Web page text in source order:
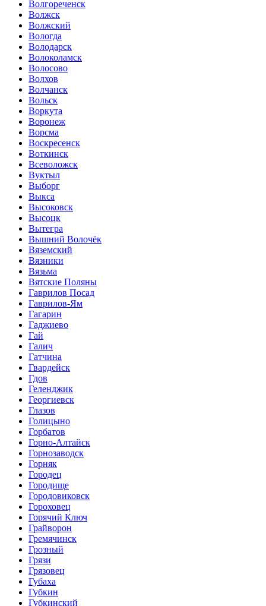
Волгореченск
Волжск
Волжский
Вологда
Володарск
Волоколамск
Волосово
Волхов
Волчанск
Вольск
Воркута
Воронеж
Ворсма
Воскресенск
Воткинск
Всеволожск
Вуктыл
Выборг
Выкса
Высоковск
Высоцк
Вытегра
Вышний Волочёк
Вяземский
Вязники
Вязьма
Вятские Поляны
Гаврилов Посад
Гаврилов-Ям
Гагарин
Гаджиево
Гай
Галич
Гатчина
Гвардейск
Гдов
Геленджик
Георгиевск
Глазов
Голицыно
Горбатов
Горно-Алтайск
Горнозаводск
Горняк
Городец
Городище
Городовиковск
Гороховец
Горячий Ключ
Грайворон
Гремячинск
Грозный
Грязи
Грязовец
Губаха
Губкин
Губкинский